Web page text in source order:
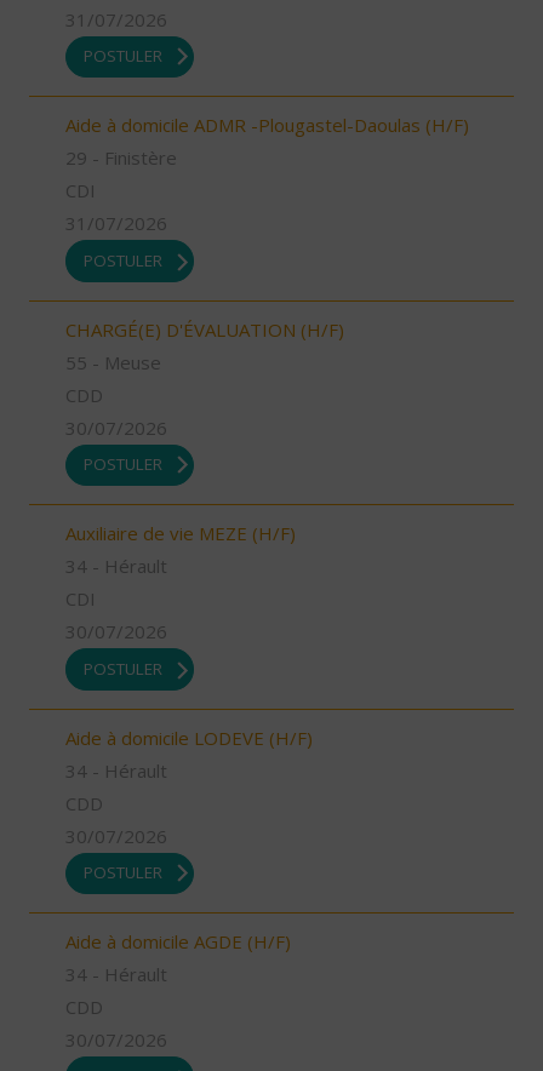
31/07/2026
POSTULER
Aide à domicile ADMR -Plougastel-Daoulas (H/F)
29 - Finistère
CDI
31/07/2026
POSTULER
CHARGÉ(E) D'ÉVALUATION (H/F)
55 - Meuse
CDD
30/07/2026
POSTULER
Auxiliaire de vie MEZE (H/F)
34 - Hérault
CDI
30/07/2026
POSTULER
Aide à domicile LODEVE (H/F)
34 - Hérault
CDD
30/07/2026
POSTULER
Aide à domicile AGDE (H/F)
34 - Hérault
CDD
30/07/2026